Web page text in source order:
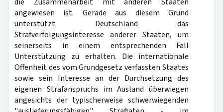
angewiesen ist. Gerade aus diesem Grund
unterstützt Deutschland das
Strafverfolgungsinteresse anderer Staaten, um
seinerseits in einem entsprechenden Fall
Unterstützung zu erhalten. Die internationale
Offenheit des vom Grundgesetz verfassten Staates
sowie sein Interesse an der Durchsetzung des
eigenen Strafanspruchs im Ausland überwiegen
angesichts der typischerweise schwerwiegenden